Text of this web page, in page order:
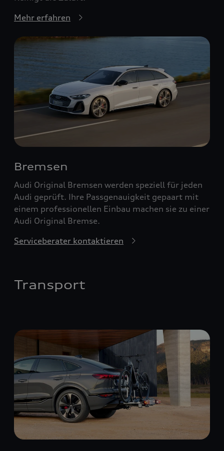
Mehr erfahren
Bremsen
Audi Original Bremsen werden speziell für jeden
Audi geprüft. Ihre Passgenauigkeit gepaart mit
einem professionellen Einbau machen sie zu einer
Audi Original Bremse.
Serviceberater kontaktieren
Transport